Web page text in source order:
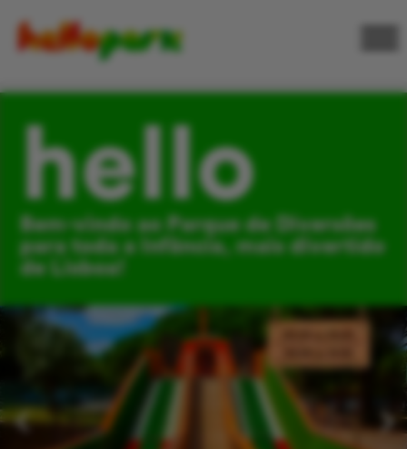
hello
Bem-vindo ao Parque de Diversões
para toda a Infância, mais divertido
de Lisboa!